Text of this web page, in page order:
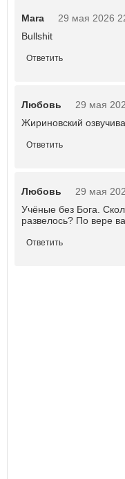
Mara 29 мая 2026
Bullshit
Ответить
Любовь 29 мая
Жириновский
Ответить
Любовь 29 мая
Учёные без Бога.
развелось? По вере
Ответить